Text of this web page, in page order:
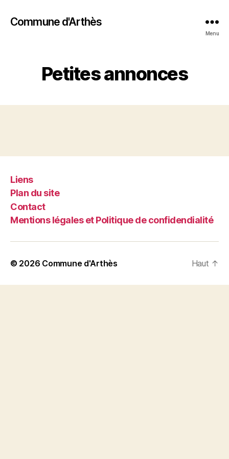
Commune d'Arthès
Menu
Petites annonces
Liens
Plan du site
Contact
Mentions légales et Politique de confidendialité
© 2026 Commune d'Arthès Haut ↑